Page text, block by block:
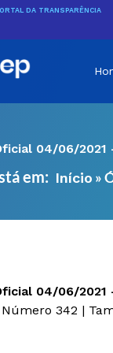
DA TRANSPARÊNCIA
04/06/2021
em: Início »
04/06/2021
342 |